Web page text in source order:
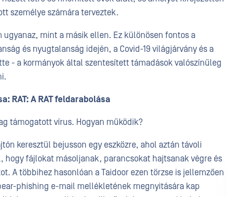
személye számára terveztek.
ugyanaz, mint a másik ellen. Ez különösen fontos a
és nyugtalanság idején, a Covid-19 világjárvány és a
- a kormányok által szentesített támadások valószínűleg
RAT: A RAT feldarabolása
támogatott vírus. Hogyan működik?
keresztül bejusson egy eszközre, ahol aztán távoli
hogy fájlokat másoljanak, parancsokat hajtsanak végre és
A többihez hasonlóan a Taidoor ezen törzse is jellemzően
phishing e-mail mellékletének megnyitására kap